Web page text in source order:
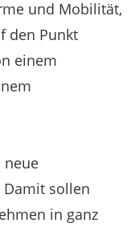
und Mobilität,
den Punkt
einem
neue
Damit sollen
in ganz